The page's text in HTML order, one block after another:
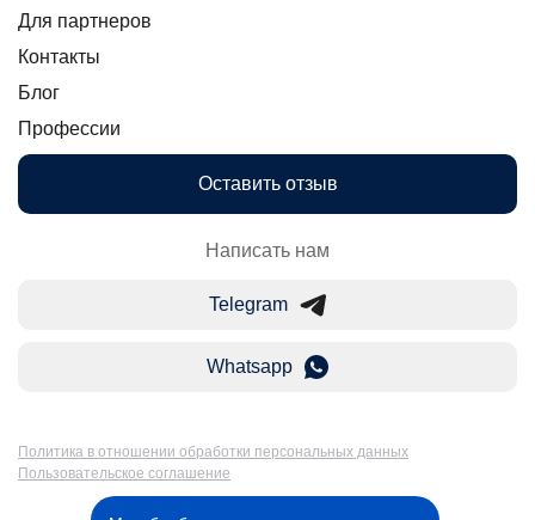
Для партнеров
Контакты
Блог
Профессии
Оставить отзыв
Написать нам
Telegram
Whatsapp
Политика в отношении обработки персональных данных
Пользовательское соглашение